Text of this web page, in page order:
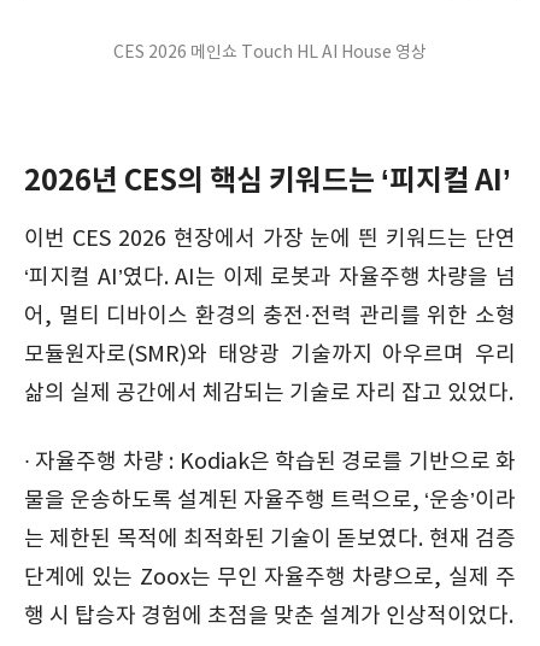
CES 2026 메인쇼 Touch HL AI House 영상
2026년 CES의 핵심 키워드는 ‘피지컬 AI’
이번 CES 2026 현장에서 가장 눈에 띈 키워드는 단연
‘피지컬 AI’였다. AI는 이제 로봇과 자율주행 차량을 넘
어, 멀티 디바이스 환경의 충전·전력 관리를 위한 소형
모듈원자로(SMR)와 태양광 기술까지 아우르며 우리
삶의 실제 공간에서 체감되는 기술로 자리 잡고 있었다.
∙ 자율주행 차량 : Kodiak은 학습된 경로를 기반으로 화
물을 운송하도록 설계된 자율주행 트럭으로, ‘운송’이라
는 제한된 목적에 최적화된 기술이 돋보였다. 현재 검증
단계에 있는 Zoox는 무인 자율주행 차량으로, 실제 주
행 시 탑승자 경험에 초점을 맞춘 설계가 인상적이었다.